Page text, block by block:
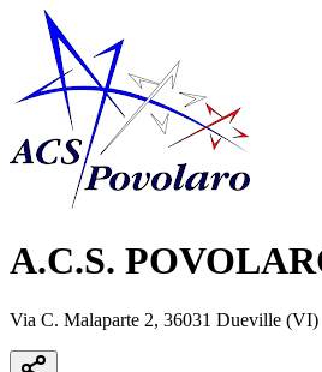
A.C.S.
Via C. Malaparte 2, 36031 Dueville (VI)